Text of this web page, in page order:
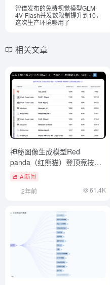
智谱发布的免费视觉模型GLM-
4V-Flash并发数限制提升到10，
这次生产环境够用了
相关文章
神秘图像生成模型Red
panda（红熊猫）登顶竞技
场！超过FLUX1.1Pro
AI新闻
2年前 61.4K